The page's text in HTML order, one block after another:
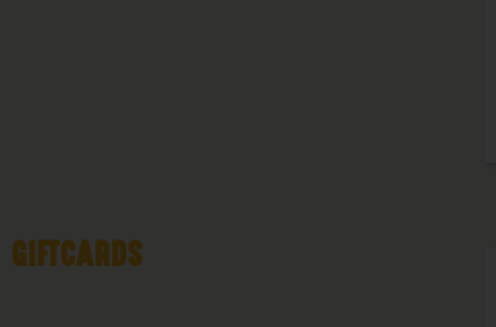
GIFTCARDS